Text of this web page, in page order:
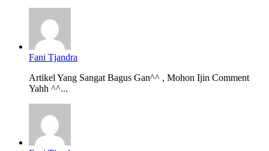
Fani Tjandra
Artikel Yang Sangat Bagus Gan^^ , Mohon Ijin Comment
Yahh ^^...